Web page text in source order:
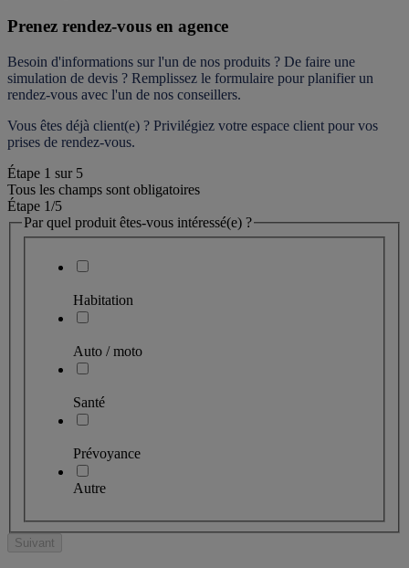
Prenez rendez-vous en agence
Besoin d'informations sur l'un de nos produits ? De faire une
simulation de devis ? Remplissez le formulaire pour planifier un
rendez-vous avec l'un de nos conseillers.
Vous êtes déjà client(e) ? Privilégiez votre espace client pour vos
prises de rendez-vous.
Étape 1 sur 5
Tous les champs sont obligatoires
Étape 1/5
Par quel produit êtes-vous intéressé(e) ?
Habitation
Auto / moto
Santé
Prévoyance
Autre
Suivant